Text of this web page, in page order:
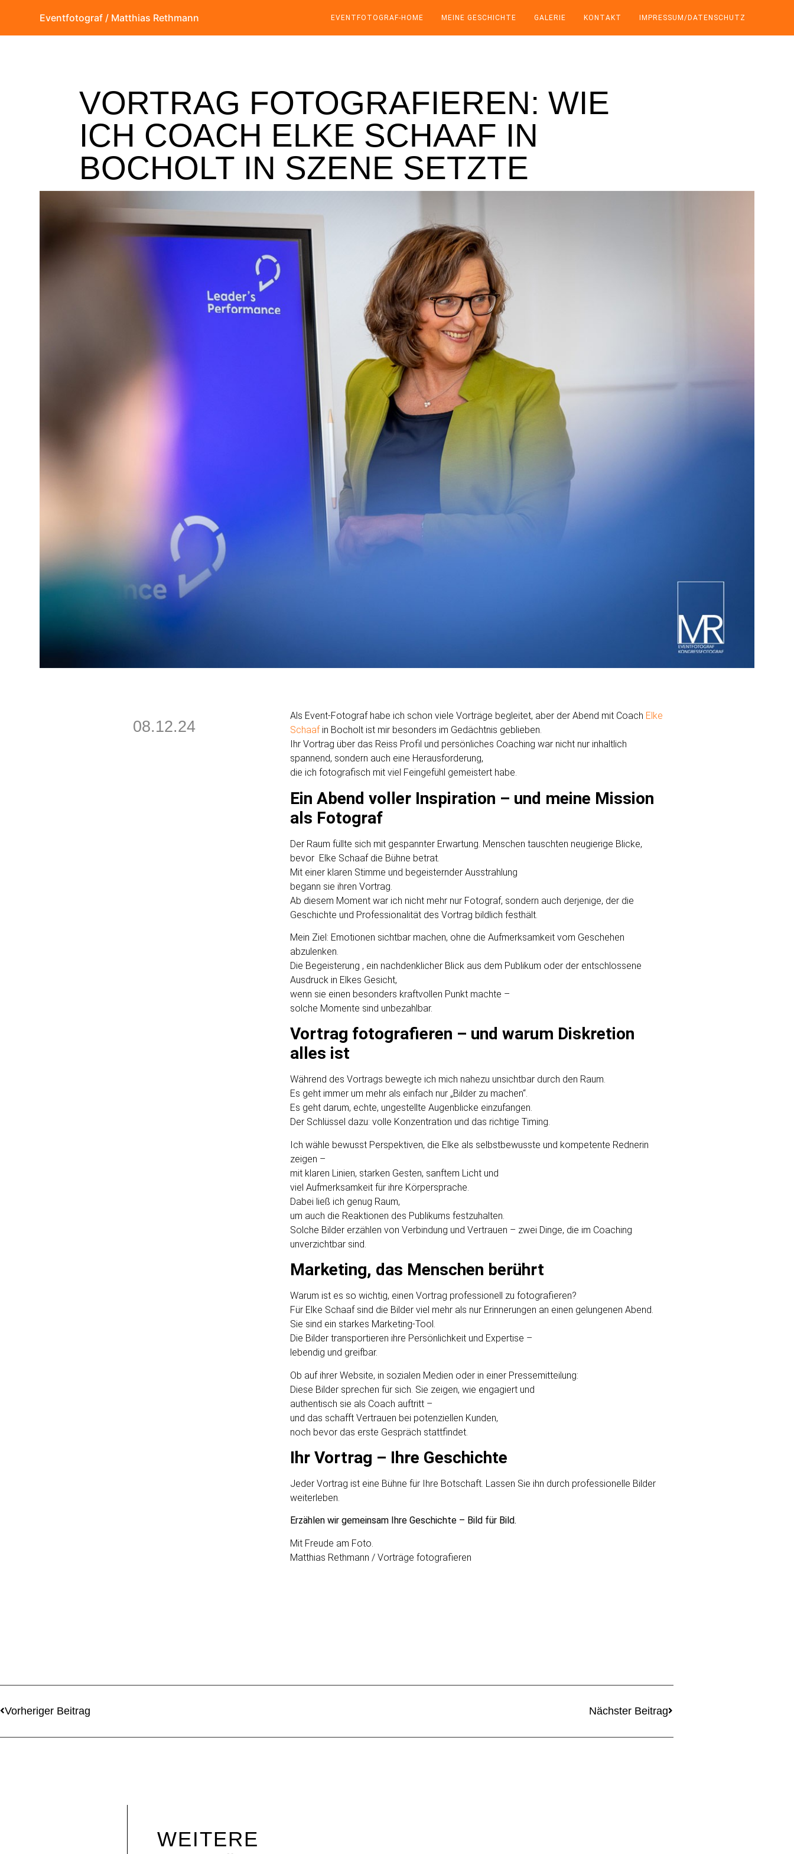
Eventfotograf / Matthias Rethmann EVENTFOTOGRAF-HOME MEINE GESCHICHTE GALERIE KONTAKT IMPRESSUM/DATENSCHUTZ
VORTRAG FOTOGRAFIEREN: WIE
ICH COACH ELKE SCHAAF IN
BOCHOLT IN SZENE SETZTE
08.12.24
Als Event-Fotograf habe ich schon viele Vorträge begleitet, aber der Abend mit Coach Elke
Schaaf in Bocholt ist mir besonders im Gedächtnis geblieben.
Ihr Vortrag über das Reiss Profil und persönliches Coaching war nicht nur inhaltlich
spannend, sondern auch eine Herausforderung,
die ich fotografisch mit viel Feingefühl gemeistert habe.
Ein Abend voller Inspiration – und meine Mission
als Fotograf
Der Raum füllte sich mit gespannter Erwartung. Menschen tauschten neugierige Blicke,
bevor Elke Schaaf die Bühne betrat.
Mit einer klaren Stimme und begeisternder Ausstrahlung
begann sie ihren Vortrag.
Ab diesem Moment war ich nicht mehr nur Fotograf, sondern auch derjenige, der die
Geschichte und Professionalität des Vortrag bildlich festhält.
Mein Ziel: Emotionen sichtbar machen, ohne die Aufmerksamkeit vom Geschehen
abzulenken.
Die Begeisterung , ein nachdenklicher Blick aus dem Publikum oder der entschlossene
Ausdruck in Elkes Gesicht,
wenn sie einen besonders kraftvollen Punkt machte –
solche Momente sind unbezahlbar.
Vortrag fotografieren – und warum Diskretion
alles ist
Während des Vortrags bewegte ich mich nahezu unsichtbar durch den Raum.
Es geht immer um mehr als einfach nur „Bilder zu machen“.
Es geht darum, echte, ungestellte Augenblicke einzufangen.
Der Schlüssel dazu: volle Konzentration und das richtige Timing.
Ich wähle bewusst Perspektiven, die Elke als selbstbewusste und kompetente Rednerin
zeigen –
mit klaren Linien, starken Gesten, sanftem Licht und
viel Aufmerksamkeit für ihre Körpersprache.
Dabei ließ ich genug Raum,
um auch die Reaktionen des Publikums festzuhalten.
Solche Bilder erzählen von Verbindung und Vertrauen – zwei Dinge, die im Coaching
unverzichtbar sind.
Marketing, das Menschen berührt
Warum ist es so wichtig, einen Vortrag professionell zu fotografieren?
Für Elke Schaaf sind die Bilder viel mehr als nur Erinnerungen an einen gelungenen Abend.
Sie sind ein starkes Marketing-Tool.
Die Bilder transportieren ihre Persönlichkeit und Expertise –
lebendig und greifbar.
Ob auf ihrer Website, in sozialen Medien oder in einer Pressemitteilung:
Diese Bilder sprechen für sich. Sie zeigen, wie engagiert und
authentisch sie als Coach auftritt –
und das schafft Vertrauen bei potenziellen Kunden,
noch bevor das erste Gespräch stattfindet.
Ihr Vortrag – Ihre Geschichte
Jeder Vortrag ist eine Bühne für Ihre Botschaft. Lassen Sie ihn durch professionelle Bilder
weiterleben.
Erzählen wir gemeinsam Ihre Geschichte – Bild für Bild.
Mit Freude am Foto.
Matthias Rethmann / Vorträge fotografieren
Vorheriger Beitrag Nächster Beitrag
WEITERE